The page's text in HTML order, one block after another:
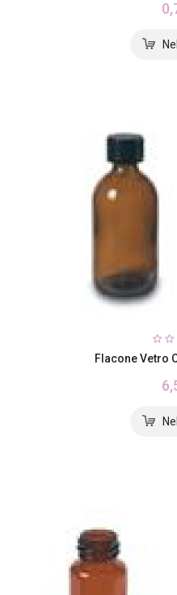
Flacone Vetro